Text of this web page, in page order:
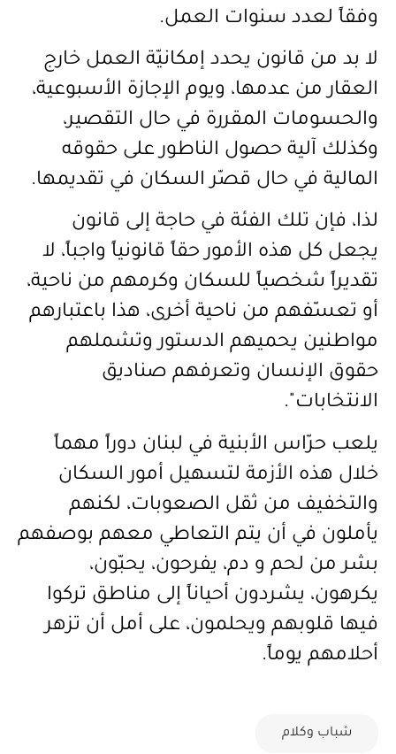
وفقاً لعدد سنوات العمل.
لا بد من قانون يحدد إمكانيّة العمل خارج
العقار من عدمها، ويوم الإجازة الأسبوعية،
والحسومات المقررة في حال التقصير،
وكذلك آلية حصول الناطور على حقوقه
المالية في حال قصّر السكان في تقديمها.
لذا، فإن تلك الفئة في حاجة إلى قانون
يجعل كل هذه الأمور حقاً قانونياً واجباً، لا
تقديراً شخصياً للسكان وكرمهم من ناحية،
أو تعسّفهم من ناحية أخرى، هذا باعتبارهم
مواطنين يحميهم الدستور وتشملهم
حقوق الإنسان وتعرفهم صناديق
الانتخابات".
يلعب حرّاس الأبنية في لبنان دوراً مهماً
خلال هذه الأزمة لتسهيل أمور السكان
والتخفيف من ثقل الصعوبات، لكنهم
يأملون في أن يتم التعاطي معهم بوصفهم
بشر من لحم و دم، يفرحون، يحبّون،
يكرهون، يشردون أحياناً إلى مناطق تركوا
فيها قلوبهم ويحلمون، على أمل أن تزهر
أحلامهم يوماً.
شباب وكلام